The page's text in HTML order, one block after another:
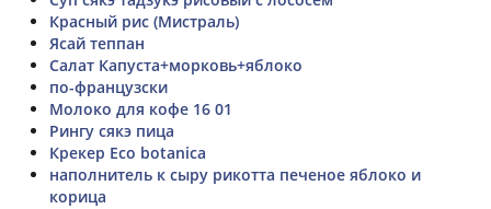
Красный рис (Мистраль)
Ясай теппан
Салат Капуста+морковь+яблоко
по-французски
Молоко для кофе 16 01
Рингу сякэ пица
Крекер Eco botanica
наполнитель к сыру рикотта печеное яблоко и
корица